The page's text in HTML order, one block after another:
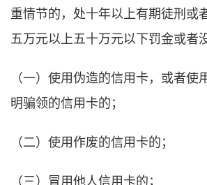
重情节的，处十年以上有期徒刑或
五万元以上五十万元以下罚金或者
（一）使用伪造的信用卡，或者使
明骗领的信用卡的；
（二）使用作废的信用卡的；
（三）冒用他人信用卡的；